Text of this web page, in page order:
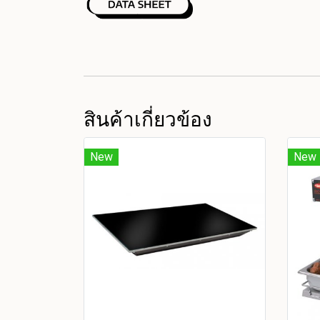
สินค้าเกี่ยวข้อง
New New